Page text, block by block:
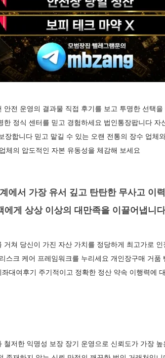
전 운영의 결과물 직접 후기를 보고 투명한 선택
정식 센터를 믿고 경험하세요 법인통장팝니다
장합니다 믿고 맡길 수 있는 오랜 전통의 장수 업체
체의 압도적인 자본 유동성을 체감해 보세요
에서 가장 유서 깊고 탄탄한 무사고 이
게 상상 이상의 대만족을 이끌어냅니다
쳐 당신이 가진 자산 가치를 정당하게 최고가로
스크 케어 프레임워크를 누리세요 개인장구매 거
대여후기 주기적이고 정확한 정산 약속 이행력에
저한 익명성 보장 장기 운영으로 신뢰도가 가장